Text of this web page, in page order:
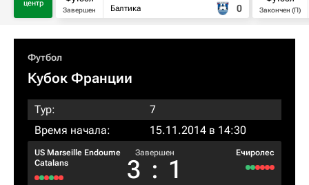
центр
Завершен
Балтика
0
Закончен (П)
Футбол
Кубок Франции
Тур:
7
Время начала:
15.11.2014 в 14:30
US Marseille Endoume
Catalans
Завершен
3 : 1
Ечиролес